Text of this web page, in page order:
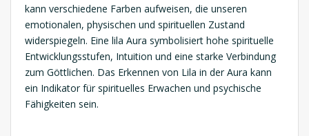
kann verschiedene Farben aufweisen, die unseren
emotionalen, physischen und spirituellen Zustand
widerspiegeln. Eine lila Aura symbolisiert hohe spirituelle
Entwicklungsstufen, Intuition und eine starke Verbindung
zum Göttlichen. Das Erkennen von Lila in der Aura kann
ein Indikator für spirituelles Erwachen und psychische
Fähigkeiten sein.